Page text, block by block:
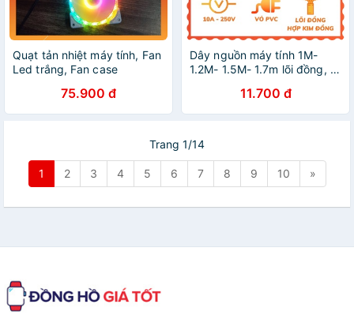
Quạt tản nhiệt máy tính, Fan
Led trắng, Fan case
Dual Ring đồng bộ màu với
bộ Hub Quạt Coolmoon
75.900 đ
Dây nguồn máy tính 1M-
1.2M- 1.5M- 1.7m lõi đồng, lõi
tính,máy in, nồi cơm điện...
11.700 đ
Trang 1/14
1 2 3 4 5 6 7 8 9 10 »